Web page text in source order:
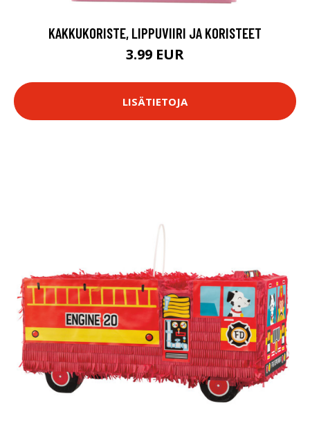
KAKKUKORISTE, LIPPUVIIRI JA KORISTEET
3.99 EUR
LISÄTIETOJA